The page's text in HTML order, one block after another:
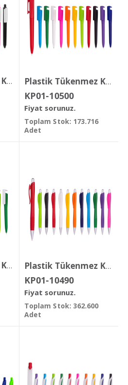
Plastik Tükenmez Kalem Plastik Tükenmez Kalem
KP01-10500
Fiyat sorunuz.
Toplam Stok: 173.716
Adet
Plastik Tükenmez Kalem Plastik Tükenmez Kalem
KP01-10490
Fiyat sorunuz.
Toplam Stok: 362.600
Adet